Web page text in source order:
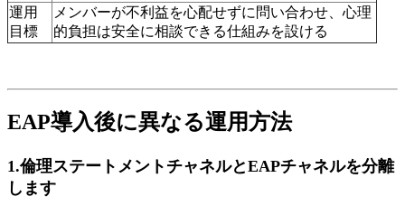
運用
目標
メンバーが不利益を心配せずに問い合わせ、心理
的負担は安全に相談できる仕組みを設ける
EAP導入後に異なる運用方法
1.倫理ステートメントチャネルとEAPチャネルを分離
します